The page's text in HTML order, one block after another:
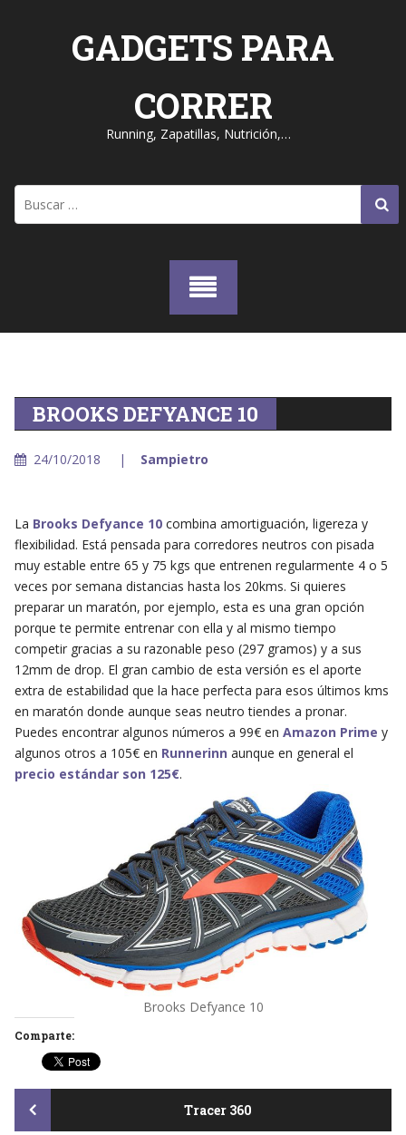
GADGETS PARA
CORRER
Running, Zapatillas, Nutrición,…
BROOKS DEFYANCE 10
24/10/2018 Sampietro
La Brooks Defyance 10combina amortiguación, ligereza y
flexibilidad. Está pensada para corredores neutros con pisada
muy estable entre 65 y 75 kgs que entrenen regularmente 4 o 5
veces por semana distancias hasta los 20kms. Si quieres
preparar un maratón, por ejemplo, esta es una gran opción
porque te permite entrenar con ella y al mismo tiempo
competir gracias a su razonable peso (297 gramos) y a sus
12mm de drop. El gran cambio de esta versión es el aporte
extra de estabilidad que la hace perfecta para esos últimos kms
en maratón donde aunque seas neutro tiendes a pronar.
Puedes encontrar algunos números a 99€ en Amazon Prime y
algunos otros a 105€ en Runnerinn aunque en general el
precio estándar son 125€.
Brooks Defyance 10
Comparte:
Tracer 360